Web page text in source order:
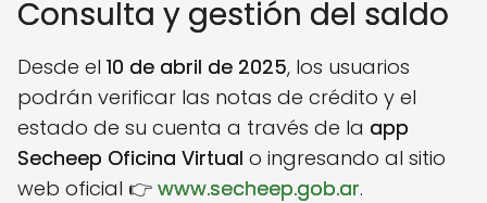
Consulta y gestión del saldo
Desde el 10 de abril de 2025, los usuarios
podrán verificar las notas de crédito y el
estado de su cuenta a través de la app
Secheep Oficina Virtual o ingresando al sitio
web oficial 👉 www.secheep.gob.ar.